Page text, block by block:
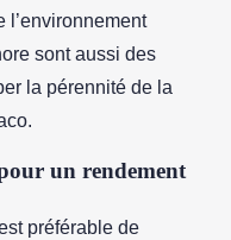
l’environnement
sont aussi des
la pérennité de la
un rendement
préférable de